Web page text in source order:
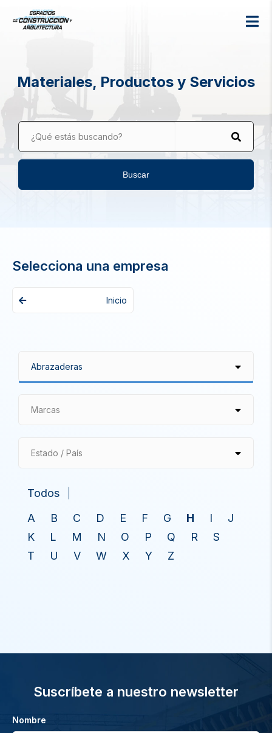
Materiales, Productos y Servicios
¿Qué estás buscando?
Buscar
Selecciona una empresa
Inicio
Marcas
Estado / País
Todos
A
B C D E F G H I
J
K
L M N O P Q R
S
T
U V W X Y Z
Suscríbete a nuestro newsletter
Nombre